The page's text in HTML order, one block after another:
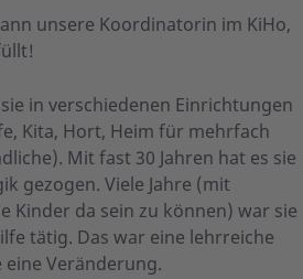
unsere Koordinatorin im KiHo,
in verschiedenen Einrichtungen
Kita, Hort, Heim für mehrfach
Mit fast 30 Jahren hat es sie
gezogen. Viele Jahre (mit
Kinder da sein zu können) war sie
tätig. Das war eine lehrreiche
Veränderung.